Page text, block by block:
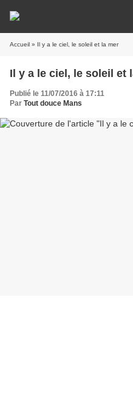
Accueil » Il y a le ciel, le soleil et la mer
Il y a le ciel, le soleil et
Publié le 11/07/2016 à 17:11
Par Tout douce Mans